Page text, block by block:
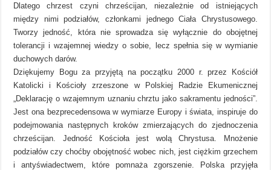
Dlatego chrzest czyni chrześcijan, niezależnie od istniejących
między nimi podziałów, członkami jednego Ciała Chrystusowego.
Tworzy jedność, która nie sprowadza się wyłącznie do obojętnej
tolerancji i wzajemnej wiedzy o sobie, lecz spełnia się w wymianie
duchowych darów.
Dziękujemy Bogu za przyjętą na początku 2000 r. przez Kościół
Katolicki i Kościoły zrzeszone w Polskiej Radzie Ekumenicznej
„Deklarację o wzajemnym uznaniu chrztu jako sakramentu jedności”.
Jest ona bezprecedensowa w wymiarze Europy i świata, inspiruje do
podejmowania następnych kroków zmierzających do zjednoczenia
chrześcijan. Jedność Kościoła jest wolą Chrystusa. Mnożenie
podziałów czy choćby obojętność wobec nich, jest ciężkim grzechem
i antyświadectwem, które pomnaża zgorszenie. Polska przyjęła